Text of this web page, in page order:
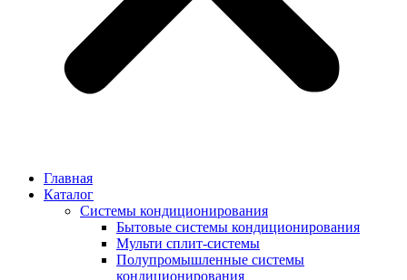
Главная
Каталог
Системы кондиционирования
Бытовые системы кондиционирования
Мульти сплит-системы
Полупромышленные системы
кондиционирования